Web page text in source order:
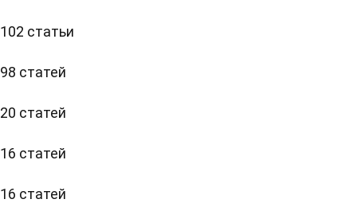
102 статьи
98 статей
20 статей
16 статей
16 статей